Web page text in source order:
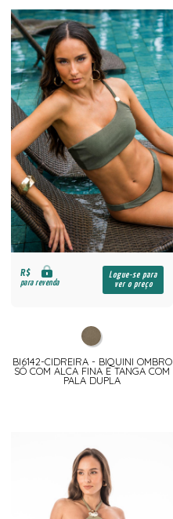
R$
para revenda
Logue-se para
ver o preço
BI6142-CIDREIRA - BIQUINI OMBRO
SÓ COM ALCA FINA E TANGA COM
PALA DUPLA